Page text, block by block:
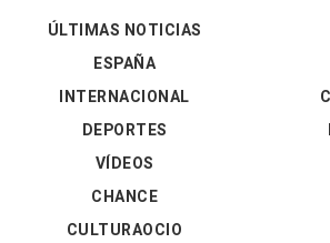
ÚLTIMAS NOTICIAS
ESPAÑA
INTERNACIONAL
DEPORTES
VÍDEOS
CHANCE
CULTURAOCIO